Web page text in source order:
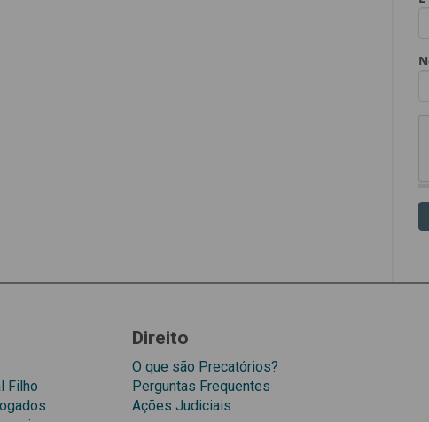
Filho
Direito
O que são Precatórios?
Perguntas Frequentes
Ações Judiciais